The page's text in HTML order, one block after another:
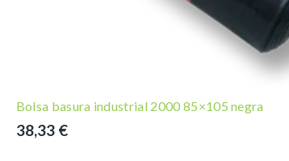
Bolsa basura industrial 2000 85×105 negra
38,33 €